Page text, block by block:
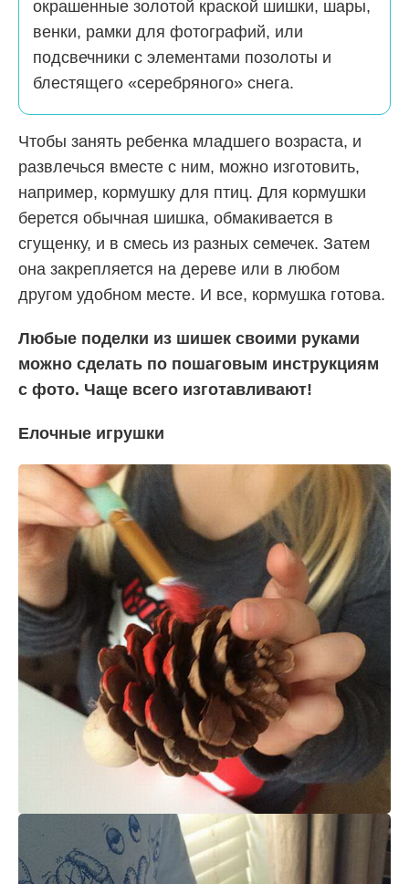
окрашенные золотой краской шишки, шары,
венки, рамки для фотографий, или
подсвечники с элементами позолоты и
блестящего «серебряного» снега.
Чтобы занять ребенка младшего возраста, и
развлечься вместе с ним, можно изготовить,
например, кормушку для птиц. Для кормушки
берется обычная шишка, обмакивается в
сгущенку, и в смесь из разных семечек. Затем
она закрепляется на дереве или в любом
другом удобном месте. И все, кормушка готова.
Любые поделки из шишек своими руками
можно сделать по пошаговым инструкциям
с фото. Чаще всего изготавливают!
Елочные игрушки